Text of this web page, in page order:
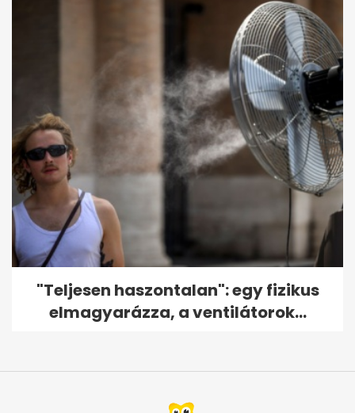
"Teljesen haszontalan": egy fizikus
elmagyarázza, a ventilátorok...